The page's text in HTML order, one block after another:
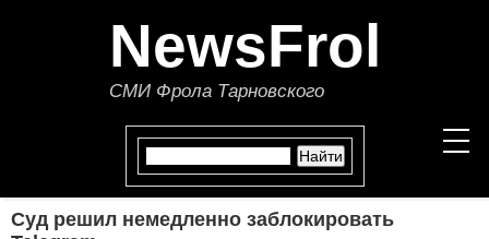
NewsFrol
СМИ Фрола Тарновского
Суд решил немедленно заблокировать